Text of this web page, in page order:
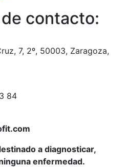
contacto:
7, 2º, 50003, Zaragoza,
84
a diagnosticar,
enfermedad.